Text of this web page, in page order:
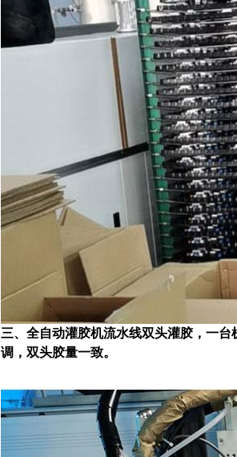
三、全自动灌胶机流水线双头灌胶，一台
调，双头胶量一致。